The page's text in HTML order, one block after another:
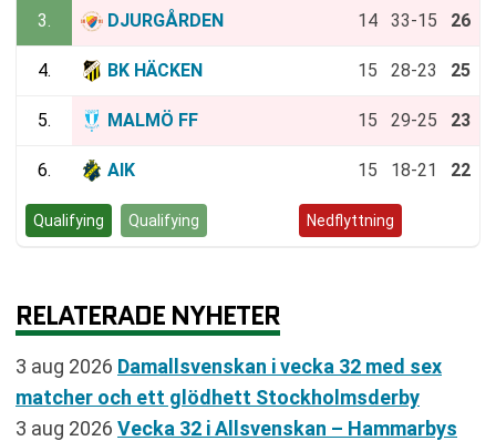
3. DJURGÅRDEN 14 33-15 26
4. BK HÄCKEN 15 28-23 25
5. MALMÖ FF 15 29-25 23
6. AIK 15 18-21 22
Qualifying Qualifying Nedflyttning
RELATERADE NYHETER
3 aug 2026 Damallsvenskan i vecka 32 med sex
matcher och ett glödhett Stockholmsderby
3 aug 2026 Vecka 32 i Allsvenskan – Hammarbys